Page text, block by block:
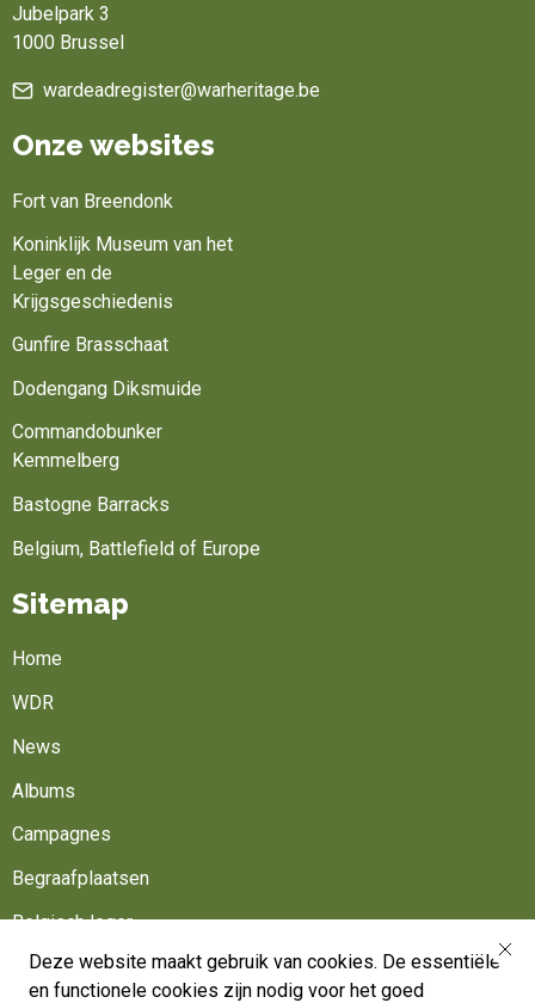
Deze website maakt gebruik van cookies. De essentiële
en functionele cookies zijn nodig voor het goed
Jubelpark 3
1000 Brussel
wardeadregister@warheritage.be
Onze websites
Fort van Breendonk
Koninklijk Museum van het
Leger en de
Krijgsgeschiedenis
Gunfire Brasschaat
Dodengang Diksmuide
Commandobunker
Kemmelberg
Bastogne Barracks
Belgium, Battlefield of Europe
Sitemap
Home
WDR
News
Albums
Campagnes
Begraafplaatsen
Belgisch leger
Werk mee